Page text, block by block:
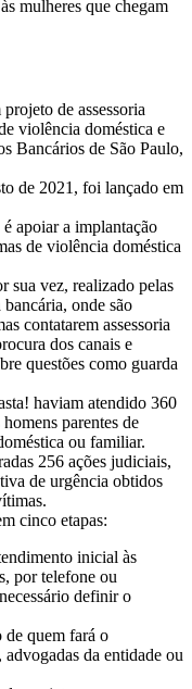
mulheres que chegam
de assessoria
violência doméstica e
Bancários de São Paulo,
de 2021, foi lançado em
apoiar a implantação
de violência doméstica
sua vez, realizado pelas
onde são
contatarem assessoria
dos canais e
questões como guarda
haviam atendido 360
parentes de
ou familiar.
256 ações judiciais,
de urgência obtidos
cinco etapas:
inicial às
por telefone ou
definir o
de quem fará o
da entidade ou